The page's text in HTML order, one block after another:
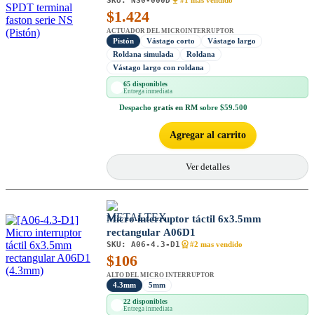
$1.424
ACTUADOR DEL MICROINTERRUPTOR
Pistón Vástago corto
Vástago largo
Roldana simulada
Roldana
Vástago largo con roldana
65 disponibles
Entrega inmediata
Despacho gratis en RM sobre $59.500
Agregar al carrito
Ver detalles
Micro interruptor táctil 6x3.5mm
rectangular A06D1
SKU: A06-4.3-D1 #2 mas vendido
$106
ALTO DEL MICRO INTERRUPTOR
4.3mm 5mm
22 disponibles
Entrega inmediata